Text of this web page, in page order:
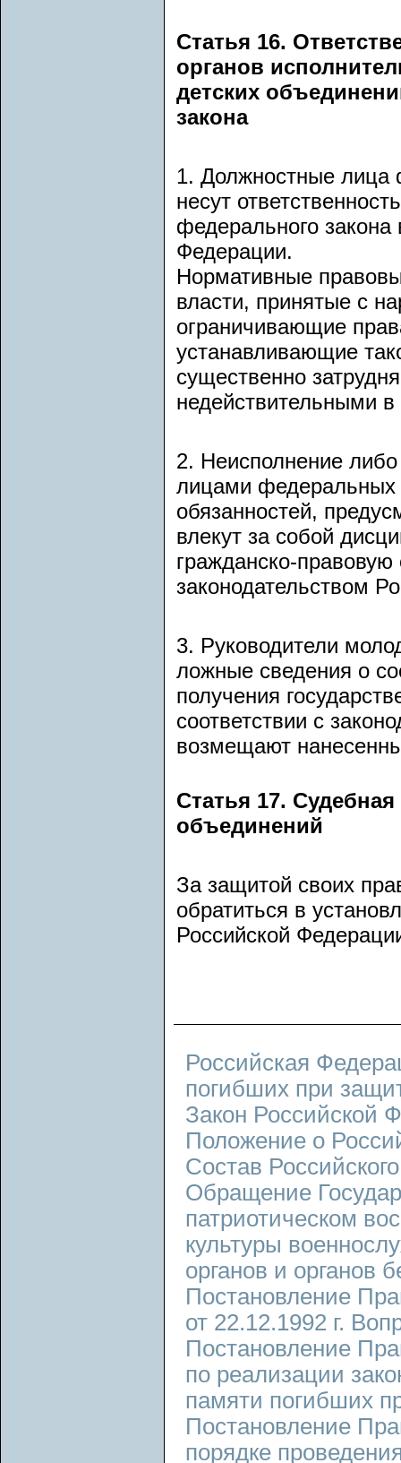
Статья 16.
органов
детских
закона
1. Должностные лица
несут
федерального закона
Федерации.
Нормативные
власти, принятые с
ограничивающие
устанавливающие
существенно
недействительными
2. Неисполнение
лицами федеральных
обязанностей,
влекут за собой
гражданско-правовую
законодательством
3. Руководители
ложные сведения о
получения
соответствии с
возмещают
Статья 17.
объединений
За защитой своих
обратиться в
Российской
Российская
погибших при
Закон Российской
Положение о
Состав
Обращение
патриотическом
культуры
органов и органов
Постановление
от 22.12.1992 г.
Постановление
по реализации
памяти погибших
Постановление
порядке